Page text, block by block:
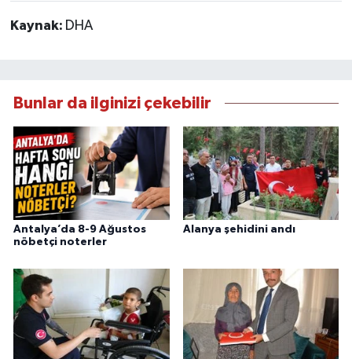
Kaynak: DHA
Bunlar da ilginizi çekebilir
Antalya’da 8-9 Ağustos
nöbetçi noterler
Alanya şehidini andı